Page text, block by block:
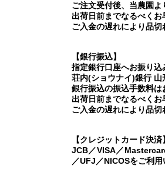
ご注文受付後、当農園
出荷日前までなるべく
ご入金の遅れにより品
【銀行振込】
指定銀行口座へお振り込
荘内(ショウナイ)銀行
銀行振込の振込手数料
出荷日前までなるべく
ご入金の遅れにより品
【クレジットカード決済】
JCB／VISA／
／UFJ／NICOSをご利用